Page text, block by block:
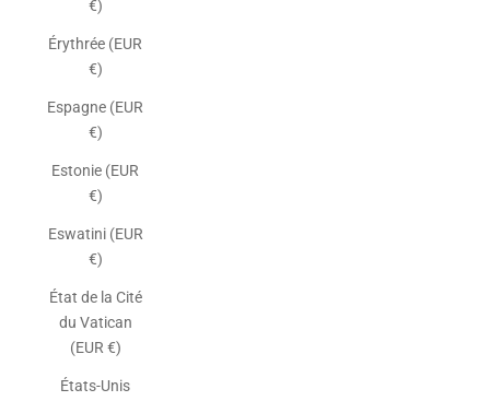
€)
Érythrée (EUR
€)
Espagne (EUR
€)
Estonie (EUR
€)
Eswatini (EUR
€)
État de la Cité
du Vatican
(EUR €)
États-Unis